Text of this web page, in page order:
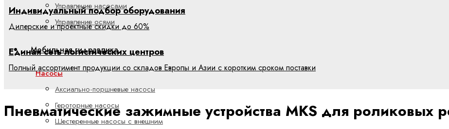
Управление насосами
Управление осями
Мобильная гидравлика
Насосы
Аксиально-поршневые насосы
Героторные насосы
Шестеренные насосы с внешним
Индивидуальный подбор оборудования
Дилерские и проектные скидки до 60%
Единая сеть логистических центров
Полный ассортимент продукции со складов Европы и Азии с коротким сроком поставки
Пневматические зажимные устройства MKS для роликовых